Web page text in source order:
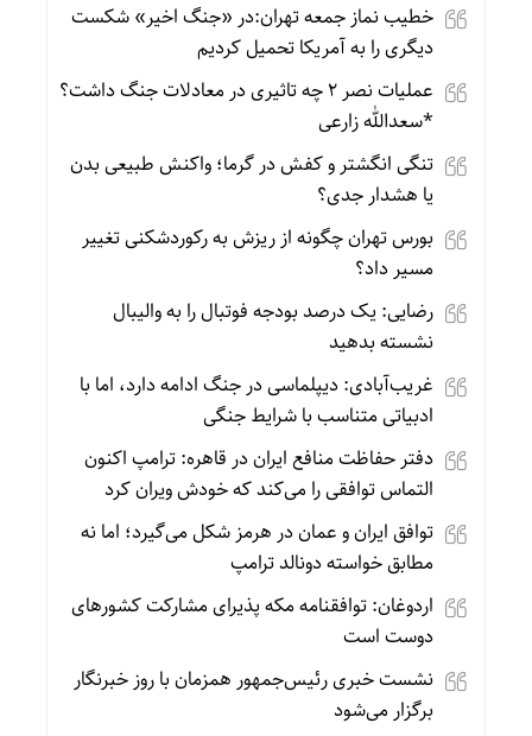
خطیب نماز جمعه تهران:در «جنگ اخیر» شکست
دیگری را به آمریکا تحمیل کردیم
عملیات نصر ۲ چه تاثیری در معادلات جنگ داشت؟
*سعدالله زارعی
تنگی انگشتر و کفش در گرما؛ واکنش طبیعی بدن
یا هشدار جدی؟
بورس تهران چگونه از ریزش به رکوردشکنی تغییر
مسیر داد؟
رضایی: یک درصد بودجه فوتبال را به والیبال
نشسته بدهید
غریب‌آبادی: دیپلماسی در جنگ ادامه دارد، اما با
ادبیاتی متناسب با شرایط جنگی
دفتر حفاظت منافع ایران در قاهره: ترامپ اکنون
التماس توافقی را می‌کند که خودش ویران کرد
توافق ایران و عمان در هرمز شکل می‌گیرد؛ اما نه
مطابق خواسته دونالد ترامپ
اردوغان: توافقنامه مکه پذیرای مشارکت کشورهای
دوست است
نشست خبری رئیس‌جمهور همزمان با روز خبرنگار
برگزار می‌شود